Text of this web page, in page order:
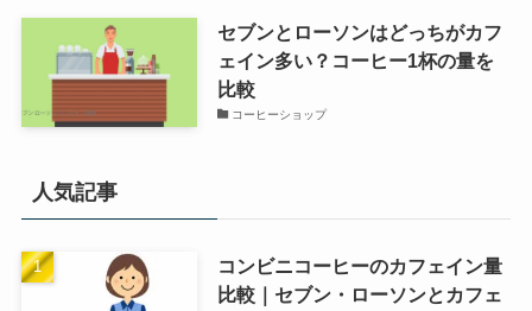
セブンとローソンはどっちがカフ
ェイン多い？コーヒー1杯の量を
比較
コーヒーショップ
人気記事
コンビニコーヒーのカフェイン量
比較｜セブン・ローソンとカフェ